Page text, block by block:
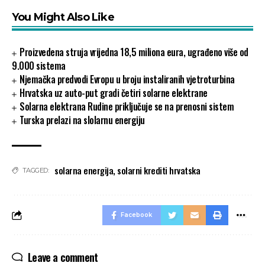
You Might Also Like
Proizvedena struja vrijedna 18,5 miliona eura, ugrađeno više od
9.000 sistema
Njemačka predvodi Evropu u broju instaliranih vjetroturbina
Hrvatska uz auto-put gradi četiri solarne elektrane
Solarna elektrana Rudine priključuje se na prenosni sistem
Turska prelazi na slolarnu energiju
TAGGED: solarna energija, solarni krediti hrvatska
Facebook
Leave a comment